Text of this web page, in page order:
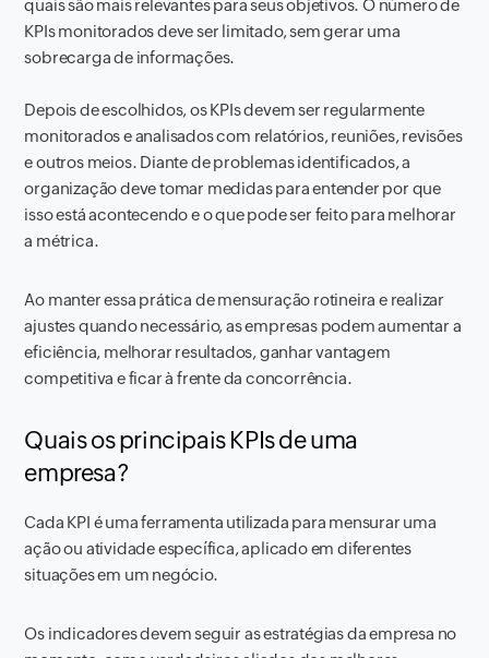
quais são mais relevantes para seus objetivos. O número de
KPIs monitorados deve ser limitado, sem gerar uma
sobrecarga de informações.
Depois de escolhidos, os KPIs devem ser regularmente
monitorados e analisados com relatórios, reuniões, revisões
e outros meios. Diante de problemas identificados, a
organização deve tomar medidas para entender por que
isso está acontecendo e o que pode ser feito para melhorar
a métrica.
Ao manter essa prática de mensuração rotineira e realizar
ajustes quando necessário, as empresas podem aumentar a
eficiência, melhorar resultados, ganhar vantagem
competitiva e ficar à frente da concorrência.
Quais os principais KPIs de uma
empresa?
Cada KPI é uma ferramenta utilizada para mensurar uma
ação ou atividade específica, aplicado em diferentes
situações em um negócio.
Os indicadores devem seguir as estratégias da empresa no